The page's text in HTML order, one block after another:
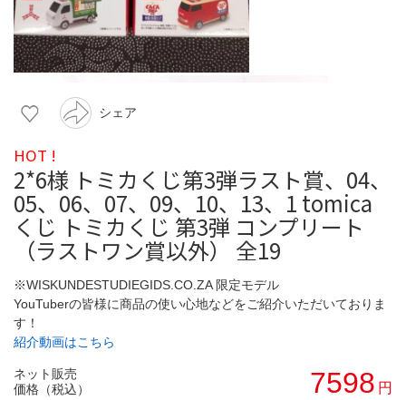
シェア
HOT !
2*6様 トミカくじ第3弾ラスト賞、04、
05、06、07、09、10、13、1 tomica
くじ トミカくじ 第3弾 コンプリート
（ラストワン賞以外） 全19
※WISKUNDESTUDIEGIDS.CO.ZA 限定モデル
YouTuberの皆様に商品の使い心地などをご紹介いただいておりま
す！
紹介動画はこちら
ネット販売
価格（税込）
7598 円